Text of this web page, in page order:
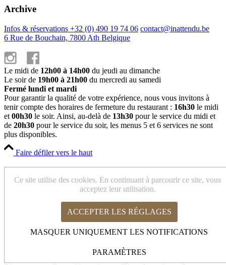
Archive
Infos & réservations +32 (0) 490 19 74 06 contact@inattendu.be
6 Rue de Bouchain, 7800 Ath Belgique
Le midi de 12h00 à 14h00 du jeudi au dimanche
Le soir de 19h00 à 21h00 du mercredi au samedi
Fermé lundi et mardi
Pour garantir la qualité de votre expérience, nous vous invitons à
tenir compte des horaires de fermeture du restaurant : 16h30 le midi
et 00h30 le soir. Ainsi, au-delà de 13h30 pour le service du midi et
de 20h30 pour le service du soir, les menus 5 et 6 services ne sont
plus disponibles.
Faire défiler vers le haut
Ce site utilise des cookies. En continuant à parcourir ce site, vous
acceptez leur utilisation.
ACCEPTER LES RÉGLAGES
MASQUER UNIQUEMENT LES NOTIFICATIONS
PARAMÈTRES
Comment nous utilisons les cookies
Cookies Web Essentiels
Autres services externes
Comment nous utilisons les cookies